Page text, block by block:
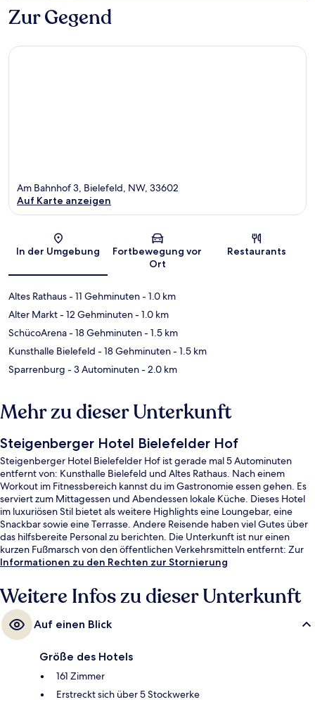
Zur Gegend
Karte
Am Bahnhof 3, Bielefeld, NW, 33602
Auf Karte anzeigen
In der Umgebung
Fortbewegung vor
Ort
Restaurants
Altes Rathaus- 11 Gehminuten- 1.0 km
Alter Markt- 12 Gehminuten- 1.0 km
SchücoArena- 18 Gehminuten- 1.5 km
Kunsthalle Bielefeld - 18 Gehminuten- 1.5 km
Sparrenburg - 3 Autominuten- 2.0 km
Mehr zu dieser Unterkunft
Steigenberger Hotel Bielefelder Hof
Steigenberger Hotel Bielefelder Hof ist gerade mal 5 Autominuten
entfernt von: Kunsthalle Bielefeld und Altes Rathaus. Nach einem
Workout im Fitnessbereich kannst du im Gastronomie essen gehen. Es
serviert zum Mittagessen und Abendessen lokale Küche. Dieses Hotel
im luxuriösen Stil bietet als weitere Highlights eine Loungebar, eine
Snackbar sowie eine Terrasse. Andere Reisende haben viel Gutes über
das hilfsbereite Personal zu berichten. Die Unterkunft ist nur einen
kurzen Fußmarsch von den öffentlichen Verkehrsmitteln entfernt: Zur
U-Bahn (Bielefeld Hbf) sind es nur wenige Schritte.
Informationen zu den Rechten zur Stornierung
Weitere Infos zu dieser Unterkunft
Auf einen Blick
Größe des Hotels
161 Zimmer
Erstreckt sich über 5 Stockwerke